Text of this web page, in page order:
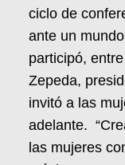
ciclo de
ante un
participó,
Zepeda,
invitó a las
adelante.
las mujeres